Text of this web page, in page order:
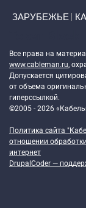
ЗАРУБЕЖЬЕ
Все права на
www.cableman.ru,
Допускается
от объема
гиперссылкой.
©2005 - 2026
Политика сайта
отношении
интернет
DrupalCoder —